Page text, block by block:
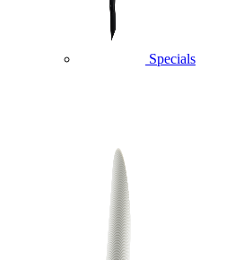
Specials